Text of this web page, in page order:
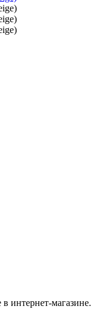
интернет-магазине.